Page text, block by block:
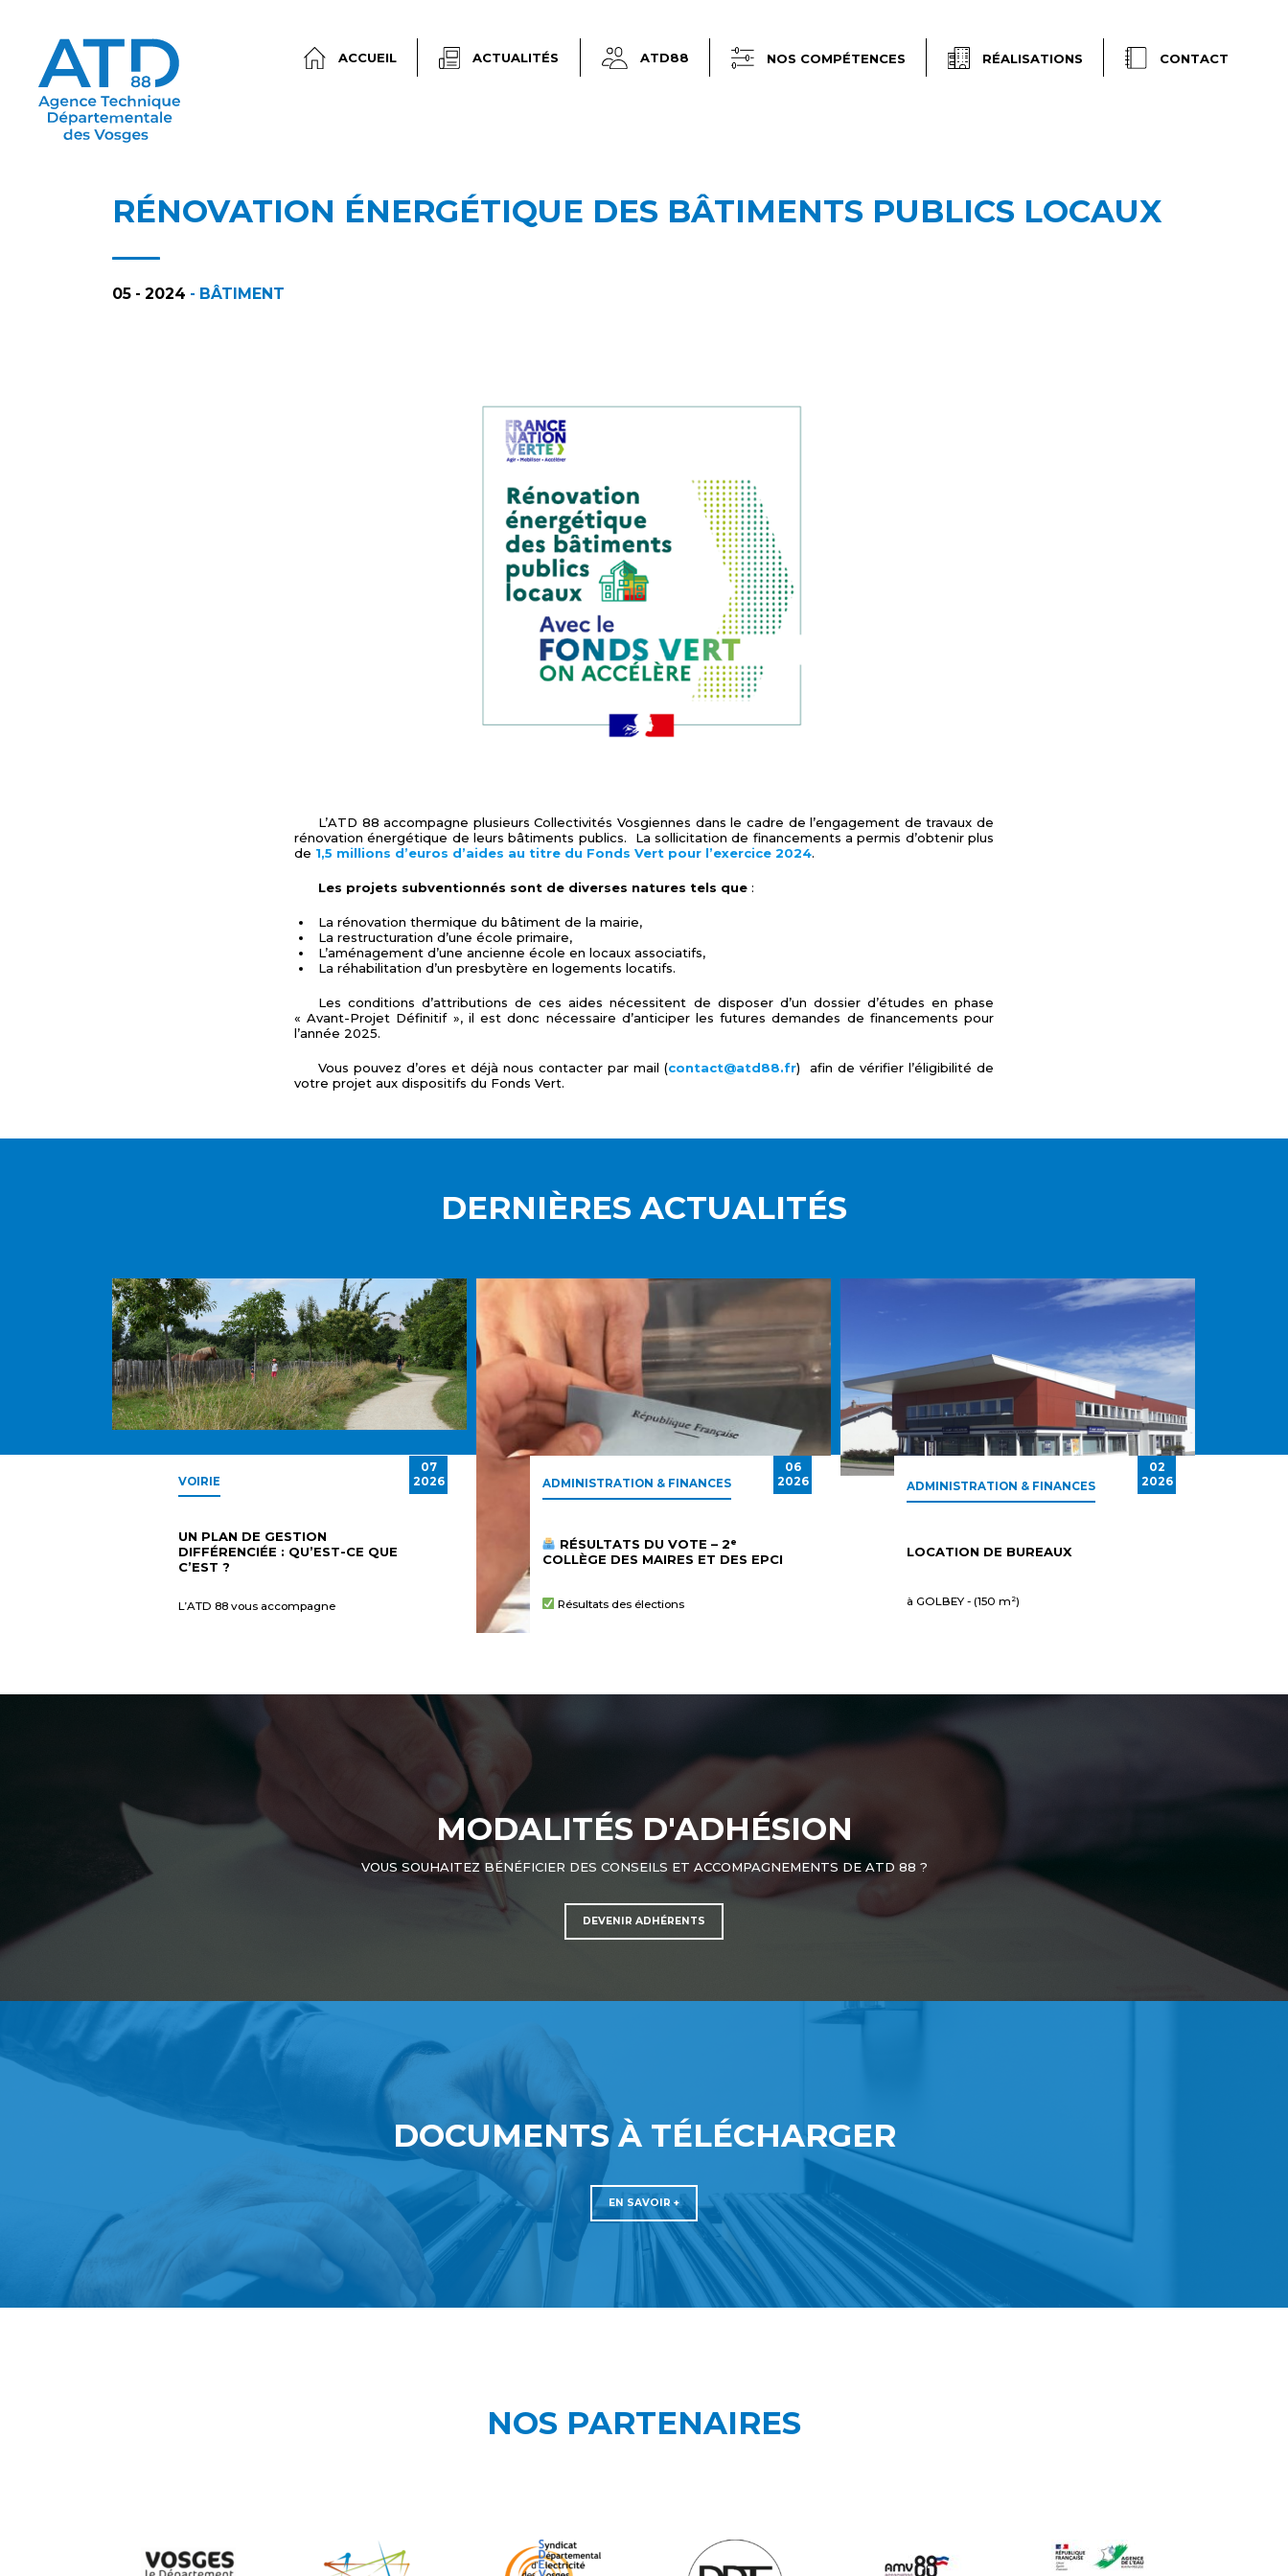
ACCUEIL ACTUALITÉS ATD88 NOS COMPÉTENCES RÉALISATIONS CONTACT
RÉNOVATION ÉNERGÉTIQUE DES BÂTIMENTS PUBLICS LOCAUX
05 - 2024 - BÂTIMENT
L’ATD 88 accompagne plusieurs Collectivités Vosgiennes dans le cadre de l’engagement de travaux de
rénovation énergétique de leurs bâtiments publics. La sollicitation de financements a permis d’obtenir plus
de 1,5 millions d’euros d’aides au titre du Fonds Vert pour l’exercice 2024.
Les projets subventionnés sont de diverses natures tels que :
La rénovation thermique du bâtiment de la mairie,
La restructuration d’une école primaire,
L’aménagement d’une ancienne école en locaux associatifs,
La réhabilitation d’un presbytère en logements locatifs.
Les conditions d’attributions de ces aides nécessitent de disposer d’un dossier d’études en phase
« Avant-Projet Définitif », il est donc nécessaire d’anticiper les futures demandes de financements pour
l’année 2025.
Vous pouvez d’ores et déjà nous contacter par mail (contact@atd88.fr) afin de vérifier l’éligibilité de
votre projet aux dispositifs du Fonds Vert.
DERNIÈRES ACTUALITÉS
07
2026
VOIRIE
UN PLAN DE GESTION
DIFFÉRENCIÉE : QU’EST-CE QUE
C’EST ?
L’ATD 88 vous accompagne
06
2026
ADMINISTRATION & FINANCES
RÉSULTATS DU VOTE – 2ᵉ
COLLÈGE DES MAIRES ET DES EPCI
Résultats des élections
02
2026
ADMINISTRATION & FINANCES
LOCATION DE BUREAUX
à GOLBEY - (150 m²)
MODALITÉS D'ADHÉSION
VOUS SOUHAITEZ BÉNÉFICIER DES CONSEILS ET ACCOMPAGNEMENTS DE ATD 88 ?
DEVENIR ADHÉRENTS
DOCUMENTS À TÉLÉCHARGER
EN SAVOIR +
NOS PARTENAIRES